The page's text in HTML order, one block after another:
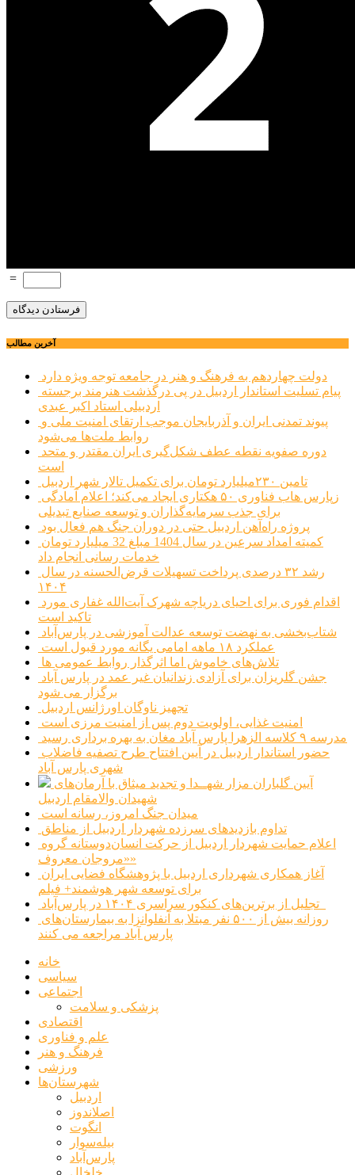
=
آخرین مطالب
دولت چهاردهم به فرهنگ و هنر در جامعه توجه ویژه دارد
اردبیلی استاد اکبر عبدی
روابط ملت‌ها می‌شود
است
تامین ۲۳۰میلیارد تومان برای تکمیل تالار شهر اردبیل
برای جذب سرمایه‌گذاران و توسعه صنایع تبدیلی
پروژه راه‌آهن اردبیل حتی در دوران جنگ هم فعال بود
خدمات رسانی انجام داد
۱۴۰۴
تاکید است
شتاب‌بخشی به نهضت توسعه عدالت آموزشی در پارس‌آباد
عملکرد ۱۸ ماهه امامی یگانه مورد قبول است
تلاش‌های خاموش اما اثرگذار روابط عمومی ها
برگزار می شود
تجهیز ناوگان اورژانس اردبیل
امنیت غذایی، اولویت دوم پس از امنیت مرزی است
مدرسه ۹ کلاسه الزهرا پارس آباد مغان به بهره برداری رسید
شهری پارس آباد
شهیدان والامقام اردبیل
میدان جنگ امروز، رسانه است
تداوم بازدیدهای سرزده شهردار اردبیل از مناطق
«مروجان معروف»
برای توسعه شهر هوشمند+ فیلم
پارس آباد مراجعه می کنند
خانه
سیاسی
اجتماعی
پزشکی و سلامت
اقتصادی
علم و فناوری
فرهنگ و هنر
ورزشی
شهرستان‌ها
اردبیل
اصلاندوز
انگوت
بیله‌سوار
پارس‌آباد
خلخال